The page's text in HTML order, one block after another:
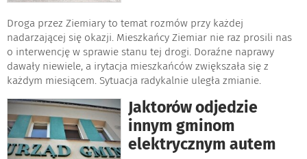
Droga przez Ziemiary to temat rozmów przy każdej
nadarzającej się okazji. Mieszkańcy Ziemiar nie raz prosili nas
o interwencję w sprawie stanu tej drogi. Doraźne naprawy
dawały niewiele, a irytacja mieszkańców zwiększała się z
każdym miesiącem. Sytuacja radykalnie uległa zmianie.
Jaktorów odjedzie
innym gminom
elektrycznym autem